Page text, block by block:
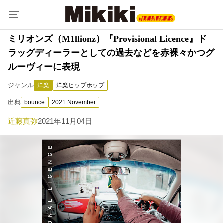
ミリオンズ（M1llionz）『Provisional Licence』ド
ラッグディーラーとしての過去などを赤裸々かつグ
ルーヴィーに表現
ジャンル 洋楽 洋楽ヒップホップ
出典 bounce 2021 November
近藤真弥2021年11月04日